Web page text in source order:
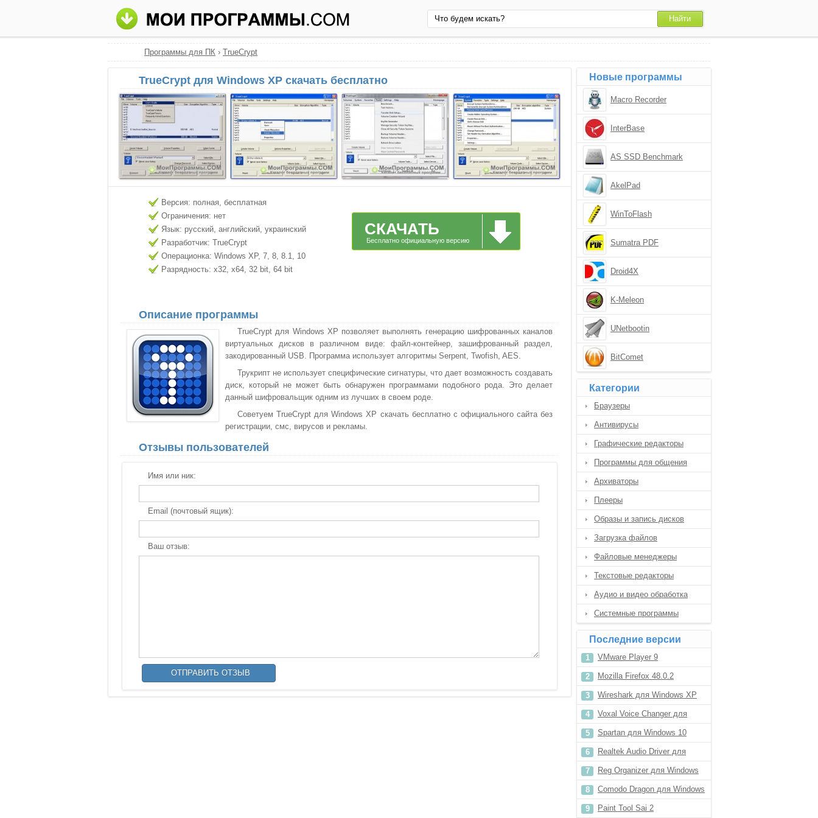
Программы для ПК › TrueCrypt
TrueCrypt для Windows XP скачать бесплатно
Версия: полная, бесплатная
Ограничения: нет
Язык: русский, английский, украинский
Разработчик: TrueCrypt
Операционка: Windows XP, 7, 8, 8.1, 10
Разрядность: x32, x64, 32 bit, 64 bit
СКАЧАТЬ
Бесплатно официальную версию
Описание программы
TrueCrypt для Windows XP позволяет выполнять генерацию шифрованных каналов
виртуальных дисков в различном виде: файл-контейнер, зашифрованный раздел,
закодированный USB. Программа использует алгоритмы Serpent, Twofish, AES.
Трукрипт не использует специфические сигнатуры, что дает возможность создавать
диск, который не может быть обнаружен программами подобного рода. Это делает
данный шифровальщик одним из лучших в своем роде.
Советуем TrueCrypt для Windows XP скачать бесплатно с официального сайта без
регистрации, смс, вирусов и рекламы.
Отзывы пользователей
Имя или ник:
Email (почтовый ящик):
Ваш отзыв:
Новые программы
Macro Recorder
InterBase
AS SSD Benchmark
AkelPad
WinToFlash
Sumatra PDF
Droid4X
K-Meleon
UNetbootin
BitComet
Категории
Браузеры
Антивирусы
Графические редакторы
Программы для общения
Архиваторы
Плееры
Образы и запись дисков
Загрузка файлов
Файловые менеджеры
Текстовые редакторы
Аудио и видео обработка
Системные программы
Последние версии
VMware Player 9
Mozilla Firefox 48.0.2
Wireshark для Windows XP
Voxal Voice Changer для
Windows 8.1
Spartan для Windows 10
Realtek Audio Driver для
Windows 7 64 bit
Reg Organizer для Windows
8.1
Comodo Dragon для Windows
XP
Paint Tool Sai 2